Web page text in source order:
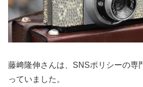
藤﨑隆伸さんは、SNSポリシーの専
っていました。